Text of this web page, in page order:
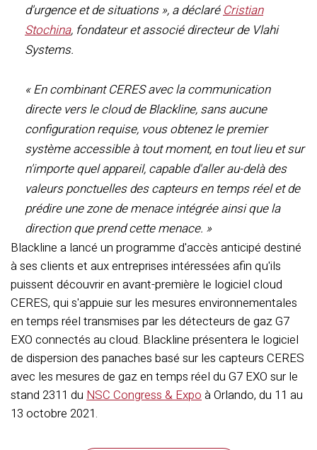
d'urgence et de situations », a déclaré Cristian
Stochina, fondateur et associé directeur de Vlahi
Systems.
« En combinant CERES avec la communication
directe vers le cloud de Blackline, sans aucune
configuration requise, vous obtenez le premier
système accessible à tout moment, en tout lieu et sur
n'importe quel appareil, capable d'aller au-delà des
valeurs ponctuelles des capteurs en temps réel et de
prédire une zone de menace intégrée ainsi que la
direction que prend cette menace. »
Blackline a lancé un programme d'accès anticipé destiné
à ses clients et aux entreprises intéressées afin qu'ils
puissent découvrir en avant-première le logiciel cloud
CERES, qui s'appuie sur les mesures environnementales
en temps réel transmises par les détecteurs de gaz G7
EXO connectés au cloud. Blackline présentera le logiciel
de dispersion des panaches basé sur les capteurs CERES
avec les mesures de gaz en temps réel du G7 EXO sur le
stand 2311 du NSC Congress & Expo à Orlando, du 11 au
13 octobre 2021.